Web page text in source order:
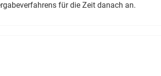
für die Zeit danach an.